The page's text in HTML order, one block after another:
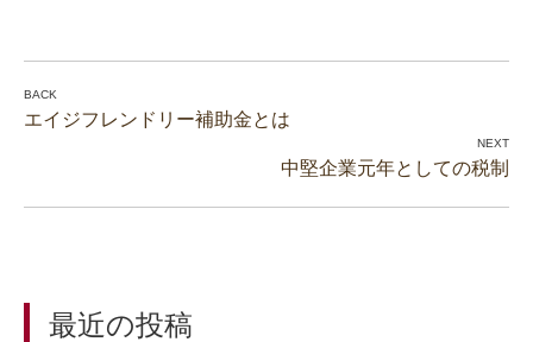
エイジフレンドリー補助金とは
中堅企業元年としての税制
最近の投稿